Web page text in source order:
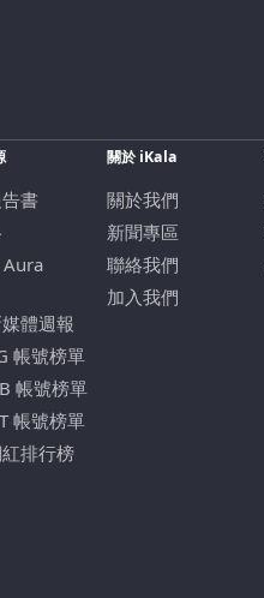
書
體週報
帳號榜單
帳號榜單
帳號榜單
排行榜
關於 iKala
關於我們
新聞專區
聯絡我們
加入我們